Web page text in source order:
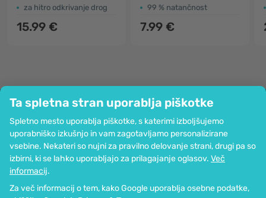
Ta spletna stran uporablja piškotke
Spletno mesto uporablja piškotke, s katerimi izboljšujemo
uporabniško izkušnjo in vam zagotavljamo personalizirane
vsebine. Nekateri so nujni za pravilno delovanje strani, drugi pa so
izbirni, ki se lahko uporabljajo za prilagajanje oglasov. Več
informacij.
Za več informacij o tem, kako Google uporablja osebne podatke,
za hitro odkrivanje drog
15.99 €
99 % natančnost
7.99 €
Podjetje
Informacije
Pridružite se nam
Pomoč in naročila